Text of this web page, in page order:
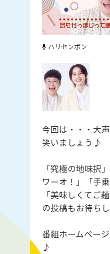
ハリセンボン
今回は・・・大
笑いましょう♪
「究極の地味択
ワーオ！」「手
「美味しくてご
の投稿もお待ち
番組ホームペー
♪